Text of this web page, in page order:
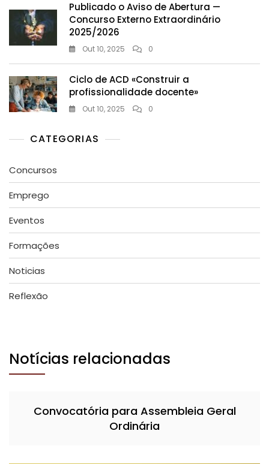
Publicado o Aviso de Abertura —
Concurso Externo Extraordinário
2025/2026
Out 10, 2025 0
Ciclo de ACD «Construir a
profissionalidade docente»
Out 10, 2025 0
CATEGORIAS
Concursos
Emprego
Eventos
Formações
Noticias
Reflexão
Notícias relacionadas
Convocatória para Assembleia Geral
Ordinária